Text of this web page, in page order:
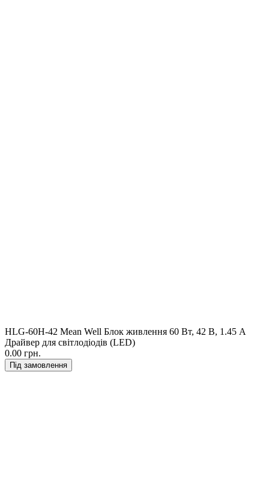
HLG-60H-42 Mean Well Блок живлення 60 Вт, 42 В, 1.45 А
Драйвер для світлодіодів (LED)
0.00 грн.
Під замовлення